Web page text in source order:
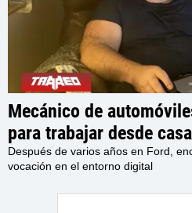
Mecánico de
para trabajar desde
$170.500 dólares al
planes de regresar a un
menos que sea el jefe”
Después de varios años en Ford,
vocación en el entorno digital